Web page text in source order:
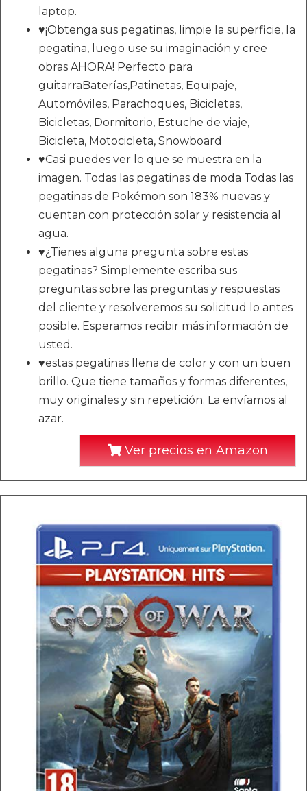
laptop.
♥¡Obtenga sus pegatinas, limpie la superficie, la
pegatina, luego use su imaginación y cree
obras AHORA! Perfecto para
guitarraBaterías,Patinetas, Equipaje,
Automóviles, Parachoques, Bicicletas,
Bicicletas, Dormitorio, Estuche de viaje,
Bicicleta, Motocicleta, Snowboard
♥Casi puedes ver lo que se muestra en la
imagen. Todas las pegatinas de moda Todas las
pegatinas de Pokémon son 183% nuevas y
cuentan con protección solar y resistencia al
agua.
♥¿Tienes alguna pregunta sobre estas
pegatinas? Simplemente escriba sus
preguntas sobre las preguntas y respuestas
del cliente y resolveremos su solicitud lo antes
posible. Esperamos recibir más información de
usted.
♥estas pegatinas llena de color y con un buen
brillo. Que tiene tamaños y formas diferentes,
muy originales y sin repetición. La envíamos al
azar.
Ver precios en Amazon